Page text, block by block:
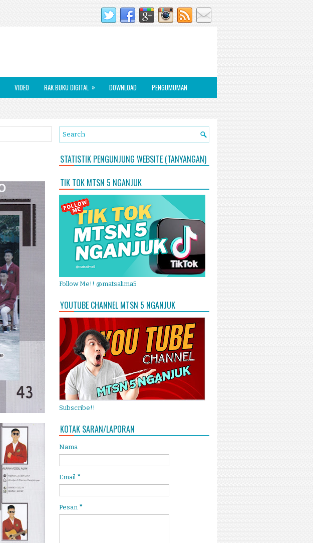
VIDEO RAK BUKU DIGITAL » DOWNLOAD PENGUMUMAN
STATISTIK PENGUNJUNG WEBSITE (TANYANGAN)
TIK TOK MTSN 5 NGANJUK
Follow Me!! @matsalima5
YOUTUBE CHANNEL MTSN 5 NGANJUK
Subscribe!!
KOTAK SARAN/LAPORAN
Nama
Email *
Pesan *